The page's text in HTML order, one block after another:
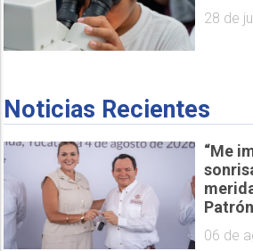
28 de
Noticias Recientes
“Me
Patrón
06 de